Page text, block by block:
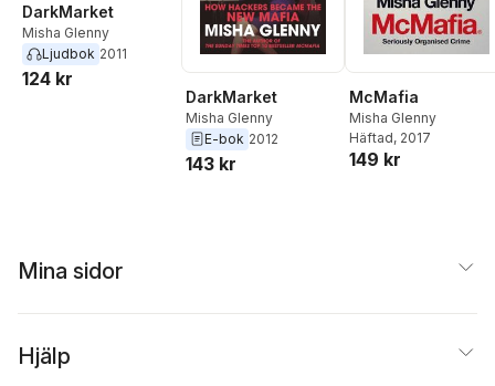
DarkMarket
Misha Glenny
Ljudbok 2011
124 kr
DarkMarket
Misha Glenny
E-bok 2012
143 kr
McMafia
Misha Glenny
Häftad, 2017
149 kr
Mina sidor
Hjälp